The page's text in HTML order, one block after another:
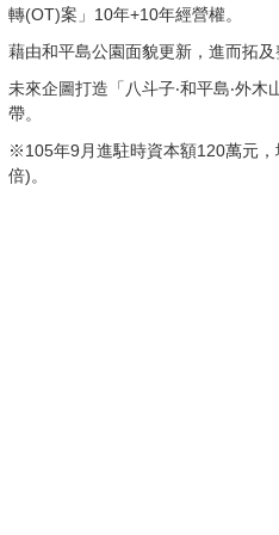
轉(OT)案」10年+10年經營權。
藉由和平島公園面貌更新，進而拓及
未來企圖打造「八斗子‧和平島‧外
帶。
※105年9月進駐時資本額120萬元
倍)。